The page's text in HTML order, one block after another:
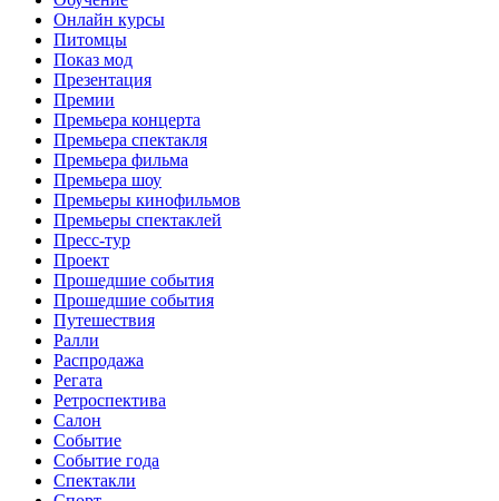
Онлайн курсы
Питомцы
Показ мод
Презентация
Премии
Премьера концерта
Премьера спектакля
Премьера фильма
Премьера шоу
Премьеры кинофильмов
Премьеры спектаклей
Пресс-тур
Проект
Прошедшие события
Прошедшие события
Путешествия
Ралли
Распродажа
Регата
Ретроспектива
Салон
Событие
Событие года
Спектакли